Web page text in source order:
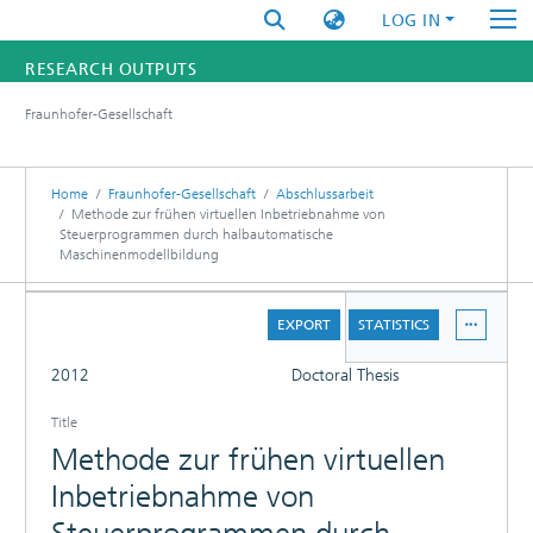
LOG IN
RESEARCH OUTPUTS
RESEARCHERS
INSTITUTES
Fraunhofer-Gesellschaft
Home Fraunhofer-Gesellschaft
Abschlussarbeit
Methode zur frühen virtuellen Inbetriebnahme von
Steuerprogrammen durch halbautomatische
Maschinenmodellbildung
EXPORT STATISTICS
2012 Doctoral Thesis
Title
Methode zur frühen virtuellen
Inbetriebnahme von